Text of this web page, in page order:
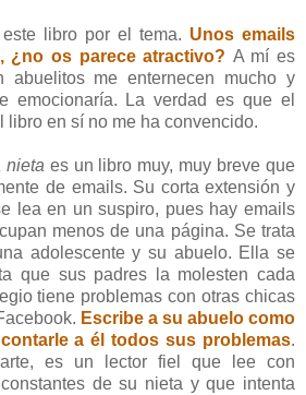
libro por el tema. Unos emails
¿no os parece atractivo? A mí es
abuelitos me enternecen mucho y
emocionaría. La verdad es que el
libro en sí no me ha convencido.
nieta es un libro muy, muy breve que
de emails. Su corta extensión y
lea en un suspiro, pues hay emails
menos de una página. Se trata
adolescente y su abuelo. Ella se
que sus padres la molesten cada
tiene problemas con otras chicas
Escribe a su abuelo como
a él todos sus problemas.
es un lector fiel que lee con
de su nieta y que intenta